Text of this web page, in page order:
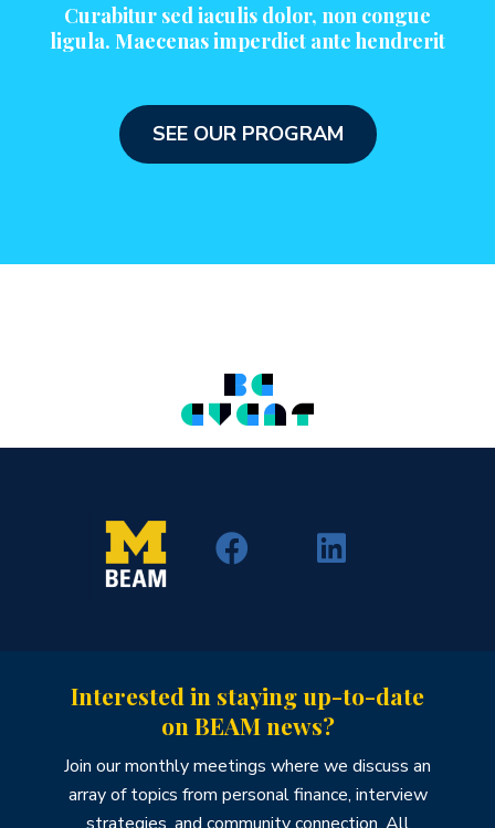
Curabitur sed iaculis dolor, non congue
ligula. Maecenas imperdiet ante hendrerit
SEE OUR PROGRAM
Interested in staying up-to-date
on BEAM news?
Join our monthly meetings where we discuss an
array of topics from personal finance, interview